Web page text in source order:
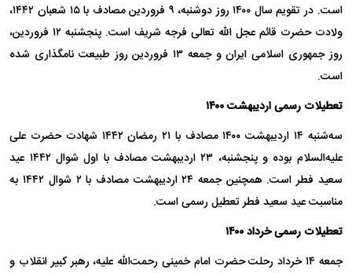
است. در تقویم سال ۱۴۰۰ روز دوشنبه، ۹ فروردین مصادف با ۱۵ شعبان ۱۴۴۲،
ولادت حضرت قائم عجل الله تعالی فرجه شریف است. پنجشنبه ۱۲ فروردین،
روز جمهوری اسلامی ایران و جمعه ۱۳ فروردین روز طبیعت نامگذاری شده
است.
تعطیلات رسمی اردیبهشت ۱۴۰۰
سه‌شنبه ۱۴ اردیبهشت ۱۴۰۰ مصادف با ۲۱ رمضان ۱۴۴۲ شهادت حضرت علی
علیه‌السلام بوده و پنجشنبه، ۲۳ اردیبهشت مصادف با اول شوال ۱۴۴۲ عید
سعید فطر است. همچنین جمعه ۲۴ اردیبهشت مصادف با ۲ شوال ۱۴۴۲ به
مناسبت عید سعید فطر تعطیل رسمی است.
تعطیلات رسمی خرداد ۱۴۰۰
جمعه ۱۴ خرداد رحلت حضرت امام خمینی رحمت‌الله علیه، رهبر کبیر انقلاب و